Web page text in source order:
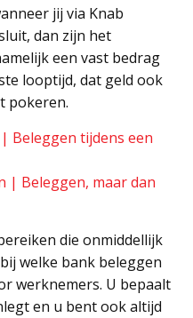
jij via Knab
dan zijn het
een vast bedrag
looptijd, dat geld ook
pokeren.
Beleggen tijdens een
| Beleggen, maar dan
die onmiddellijk
welke bank beleggen
werknemers. U bepaalt
en u bent ook altijd